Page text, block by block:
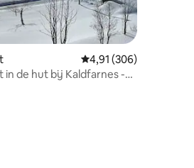
4,97 uit 5, 151 recensies
Gemiddelde
4,91 (306)
de hut bij Kaldfarnes -